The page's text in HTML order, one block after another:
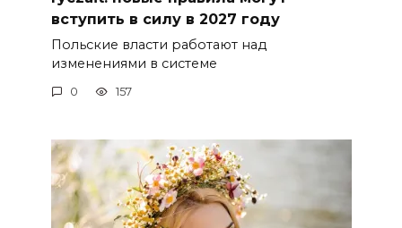
вступить в силу в 2027 году
Польские власти работают над
изменениями в системе
0 157